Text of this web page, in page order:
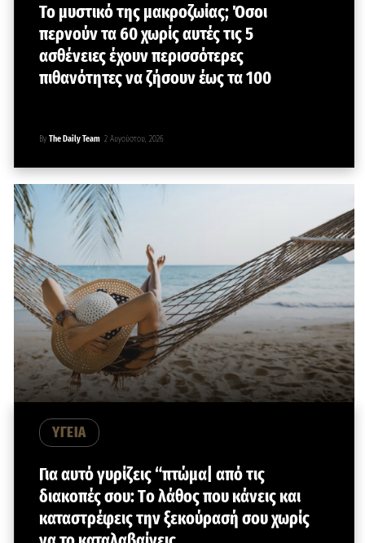
Το μυστικό της μακροζωίας; Όσοι
περνούν τα 60 χωρίς αυτές τις 5
ασθένειες έχουν περισσότερες
πιθανότητες να ζήσουν έως τα 100
By The Daily Team 2 Αυγούστου, 2026
ΥΓΕΙΑ
Για αυτό γυρίζεις “πτώμα| από τις
διακοπές σου: Tο λάθος που κάνεις και
καταστρέφεις την ξεκούρασή σου χωρίς